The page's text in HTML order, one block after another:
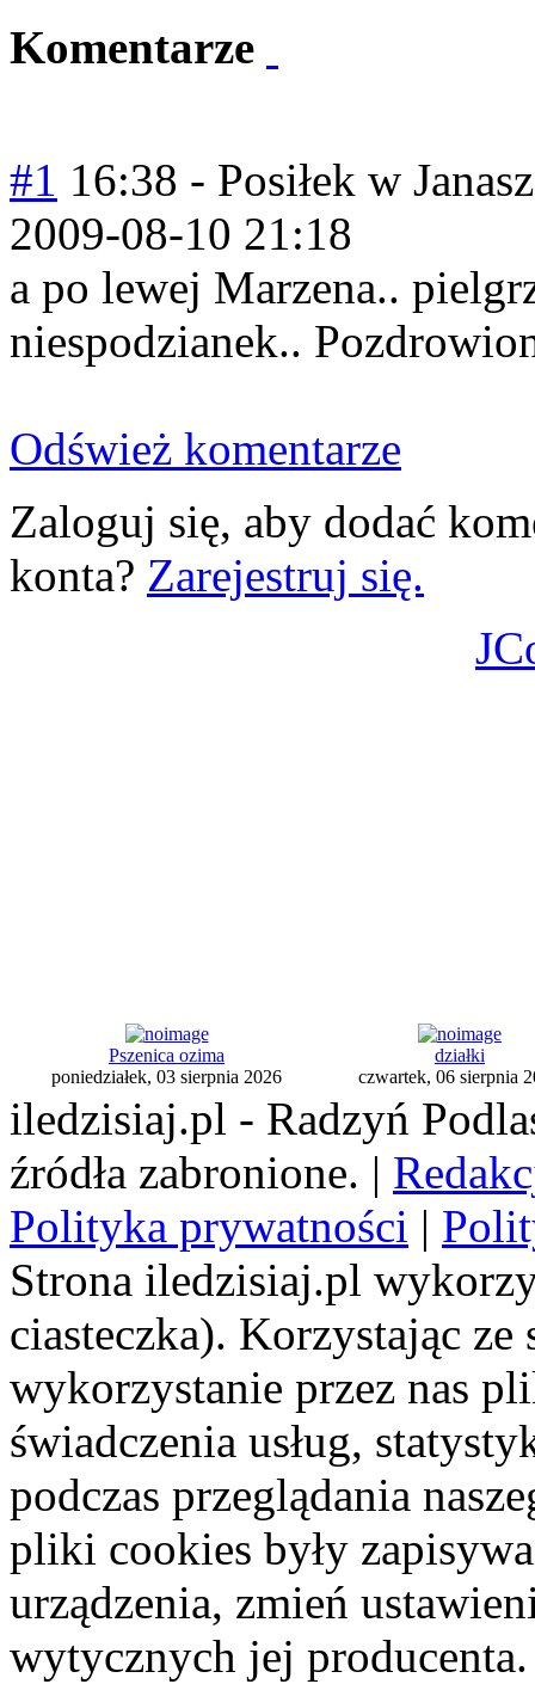
Komentarze
#1 16:38 - Posiłek w
2009-08-10 21:18
a po lewej Marzena..
niespodzianek..
Odśwież komentarze
Zaloguj się, aby dodać
konta? Zarejestruj się.
Pszenica ozima
poniedziałek, 03 sierpnia 2026
działki
czwartek, 06 sierpnia
iledzisiaj.pl - Radzyń
źródła zabronione. |
Polityka prywatności |
Strona iledzisiaj.pl
ciasteczka). Korzystając
wykorzystanie przez nas
świadczenia usług,
podczas przeglądania
pliki cookies były
urządzenia, zmień
wytycznych jej producenta.